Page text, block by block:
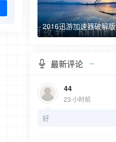
2016迅游加速器破解版
最新评论
44
23 小时前
好